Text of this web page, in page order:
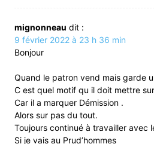
mignonneau dit :
9 février 2022 à 23 h 36 min
Bonjour
Quand le patron vend mais garde
C est quel motif qu il doit mettre
Car il a marquer Démission .
Alors sur pas du tout.
Toujours continué à travailler avec
Si je vais au Prud’hommes